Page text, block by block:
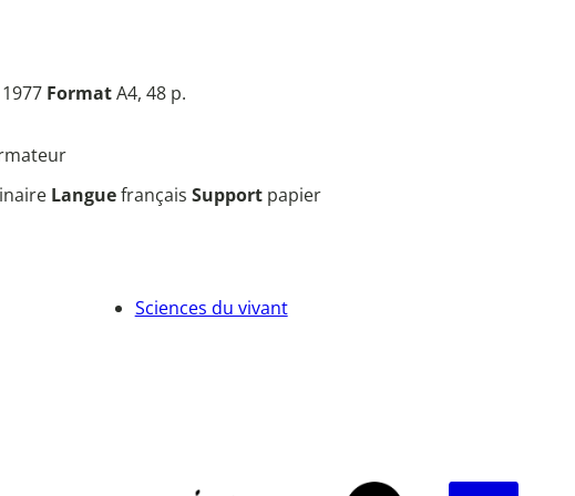
FormatA4, 48 p.
Languefrançais Support papier
Sciences du vivant